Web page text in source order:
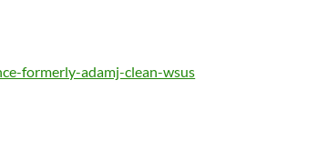
formerly-adamj-clean-wsus